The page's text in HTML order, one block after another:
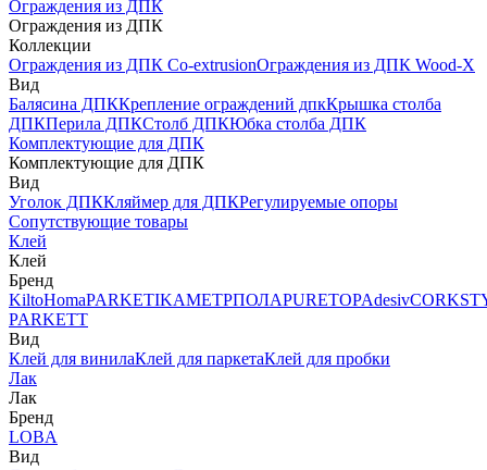
Ограждения из ДПК
Ограждения из ДПК
Коллекции
Ограждения из ДПК Co-extrusionОграждения из ДПК Wood-X
Вид
Балясина ДПККрепление ограждений дпкКрышка столба
ДПКПерила ДПКСтолб ДПКЮбка столба ДПК
Комплектующие для ДПК
Комплектующие для ДПК
Вид
Уголок ДПККляймер для ДПКРегулируемые опоры
Сопутствующие товары
Клей
Клей
Бренд
KiltoHomaPARKETIKAМЕТРПОЛАPURETOPAdesiv
PARKETT
Вид
Клей для винилаКлей для паркетаКлей для пробки
Лак
Лак
Бренд
LOBA
Вид